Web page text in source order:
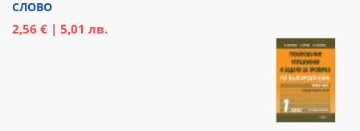
СЛОВО
2,56 € | 5,01 лв.